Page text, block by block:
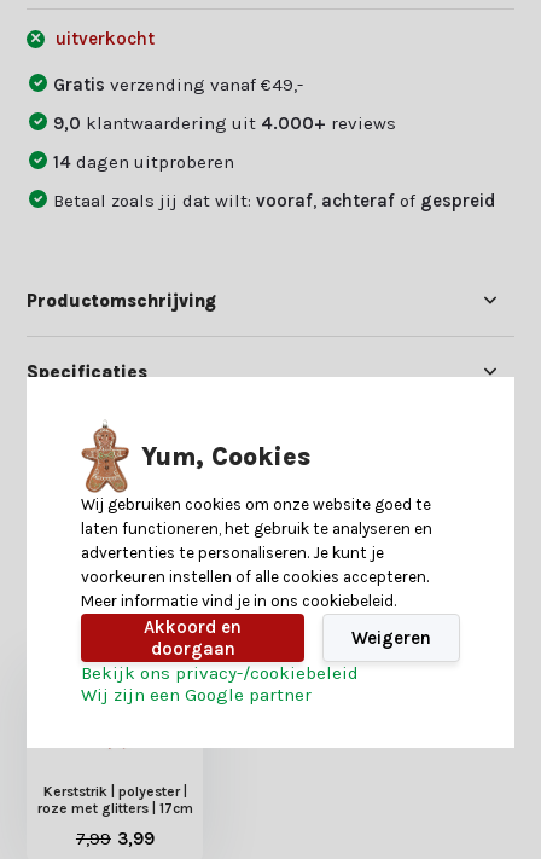
uitverkocht
Gratisverzending vanaf €49,-
9,0 klantwaardering uit 4.000+ reviews
14dagen uitproberen
Betaal zoals jij dat wilt:vooraf achteraf of gespreid
Productomschrijving
Specificaties
Reviews
Heb je nog interesse in deze recent bekeken
Kerststrik | polyester |
roze met glitters | 17cm
7,99 3,99
Yum, Cookies
Wij gebruiken cookies om onze website goed te
laten functioneren, het gebruik te analyseren en
advertenties te personaliseren. Je kunt je
voorkeuren instellen of alle cookies accepteren.
Meer informatie vind je in ons cookiebeleid.
Akkoord en
doorgaan
Weigeren
Bekijk ons privacy-/cookiebeleid
Wij zijn een Google partner